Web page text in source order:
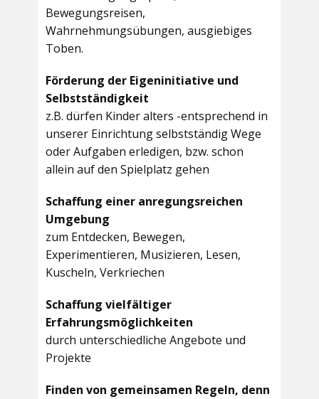
Bewegungsreisen,
Wahrnehmungsübungen, ausgiebiges
Toben.
Förderung der Eigeninitiative und
Selbstständigkeit
z.B. dürfen Kinder alters -entsprechend in
unserer Einrichtung selbstständig Wege
oder Aufgaben erledigen, bzw. schon
allein auf den Spielplatz gehen
Schaffung einer anregungsreichen
Umgebung
zum Entdecken, Bewegen,
Experimentieren, Musizieren, Lesen,
Kuscheln, Verkriechen
Schaffung vielfältiger
Erfahrungsmöglichkeiten
durch unterschiedliche Angebote und
Projekte
Finden von gemeinsamen Regeln, denn